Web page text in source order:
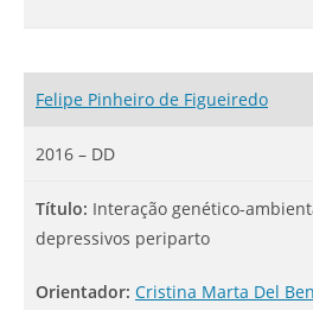
Felipe Pinheiro de Figueiredo
2016 – DD
Título: Interação genético-
depressivos periparto
Orientador: Cristina Marta Del Ben